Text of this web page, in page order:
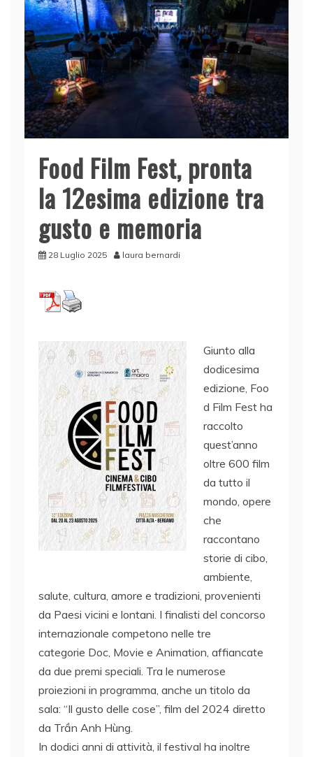
Food Film Fest, pronta
la 12esima edizione tra
gusto e memoria
28 Luglio 2025 laura bernardi
Giunto alla
dodicesima
edizione, Foo
d Film Fest ha
raccolto
quest’anno
oltre 600 film
da tutto il
mondo, opere
che
raccontano
storie di cibo,
ambiente,
salute, cultura, amore e tradizioni, provenienti
da Paesi vicini e lontani. I finalisti del concorso
internazionale competono nelle tre
categorie Doc, Movie e Animation, affiancate
da due premi speciali. Tra le numerose
proiezioni in programma, anche un titolo da
sala: “Il gusto delle cose”, film del 2024 diretto
da Trần Anh Hùng.
In dodici anni di attività, il festival ha inoltre